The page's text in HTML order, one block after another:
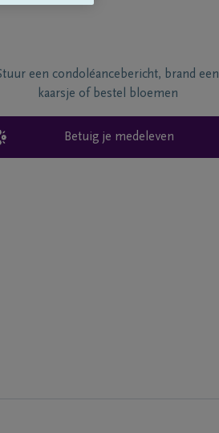
een condoléancebericht, brand een
kaarsje of bestel bloemen
Betuig je medeleven